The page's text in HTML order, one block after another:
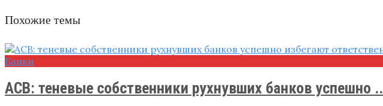
Похожие темы
Банки
АСВ: теневые собственники рухнувших банков успешно